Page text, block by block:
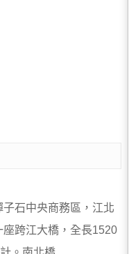
石中央商務區，江北
座跨江大橋，全長1520